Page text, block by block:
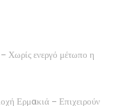
Χωρίς ενεργό μέτωπο η
Ερμακιά – Επιχειρούν